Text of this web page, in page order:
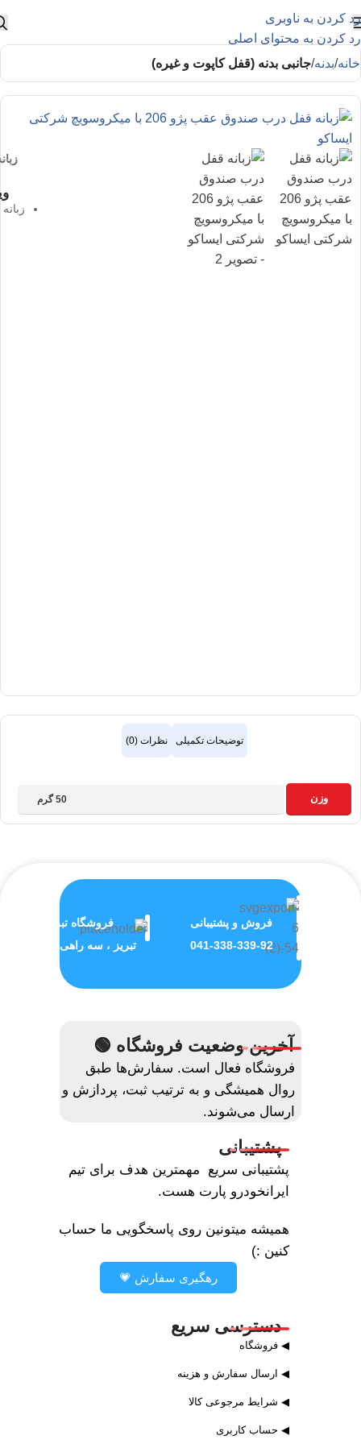
رد کردن به ناوبری
رد کردن به محتوای اصلی
خانه بدنه جانبی بدنه (قفل کاپوت و غیره)
زبانه
زبانه
توضیحات تکمیلی نظرات (0)
وزن 50 گرم
فروش و پشتیبانی
041-338-339-92
فروشگاه تبریز
تبریز ، سه راهی ولیعصر
آخرین وضعیت فروشگاه 🟢
فروشگاه فعال است. سفارش‌ها طبق
روال همیشگی و به ترتیب ثبت، پردازش و
ارسال می‌شوند.
پشتیبانی
پشتیبانی سریع مهمترین هدف برای تیم
ایرانخودرو پارت هست.
همیشه میتونین روی پاسخگویی ما حساب
کنین :)
رهگیری سفارش 💗
دسترسی سریع
◀ فروشگاه
◀ ارسال سفارش و هزینه
◀ شرایط مرجوعی کالا
◀ حساب کاربری